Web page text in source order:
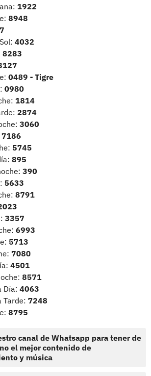
1922
8948
4032
8283
0489 - Tigre
0980
1814
2874
3060
7186
5745
895
390
5633
8791
3357
6993
5713
7080
4501
8571
Día: 4063
Tarde: 7248
8795
canal de Whatsapp para tener de
el mejor contenido de
y música